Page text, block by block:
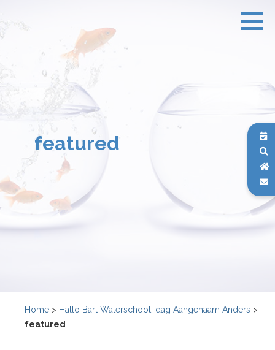
featured
Home > Hallo Bart Waterschoot, dag Aangenaam Anders >
featured